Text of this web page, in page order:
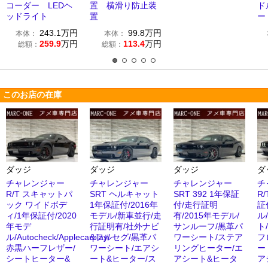
コーダー LEDヘ
ッドライト
本体： 243.1万円
総額： 259.9万円
置 横滑り防止装
置
本体： 99.8万円
総額： 113.4万円
ー
このお店の在庫
ダッジ
チャレンジャー
R/T スキャットパ
ック ワイドボデ
ィ/1年保証付/2020
年モデ
ル/Autocheck/Applecarplay/
赤黒ハーフレザー/
シートヒーター&
ダッジ
チャレンジャー
SRT ヘルキャット
1年保証付/2016年
モデル/新車並行/走
行証明有/社外ナビ
&フルセグ/黒革パ
ワーシート/エアシ
ート&ヒーター/ス
ダッジ
チャレンジャー
SRT 392 1年保証
付/走行証明
有/2015年モデル/
サンルーフ/黒革パ
ワーシート/ステア
リングヒーター/エ
アシート&ヒータ
ダ
チ
R/
証
フ
ー
ア